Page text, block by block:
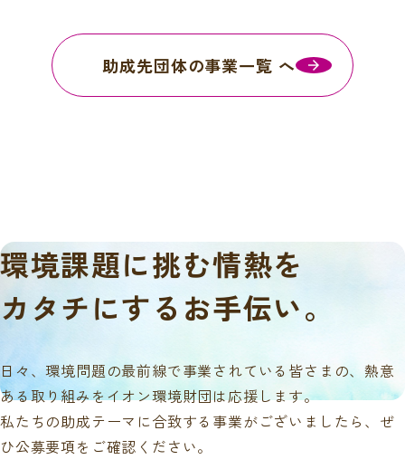
助成先団体の事業一覧 へ
環境課題に挑む情熱を
カタチにするお手伝い。
日々、環境問題の最前線で事業されている皆さまの、熱意
ある取り組みをイオン環境財団は応援します。
私たちの助成テーマに合致する事業がございましたら、ぜ
ひ公募要項をご確認ください。